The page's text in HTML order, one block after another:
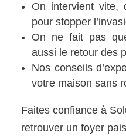
On intervient vite,
pour stopper
On ne fait pas
aussi le retour des
Nos conseils
votre maison sans
Faites confiance à
retrouver un foyer